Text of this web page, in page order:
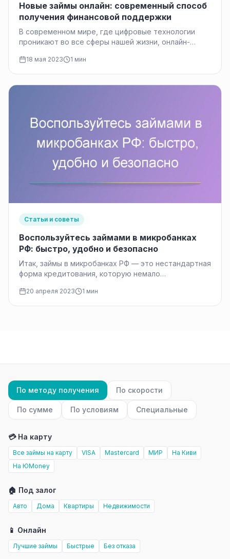
Новые займы онлайн: современный способ
получения финансовой поддержки
В современном мире, где цифровые технологии
проникают во все сферы нашей жизни, онлайн-
популярными…
18 мая 2023 1 мин
Статьи и советы
Воспользуйтесь займами в микробанках
РФ: быстро, удобно и безопасно
Итак, займы в микробанках РФ — это нестандартная
форма кредитования, которую немало
финансовых…
20 апреля 2023 1 мин
По методу получения По скорости
По сумме По условиям Специальные
💳 На карту
Все займы на карту VISA Mastercard МИР
На Киви
На ЮMoney
🏠 Под залог
Авто Дома Квартиры Недвижимости
📱 Онлайн
Лучшие займы Быстрые Без отказа